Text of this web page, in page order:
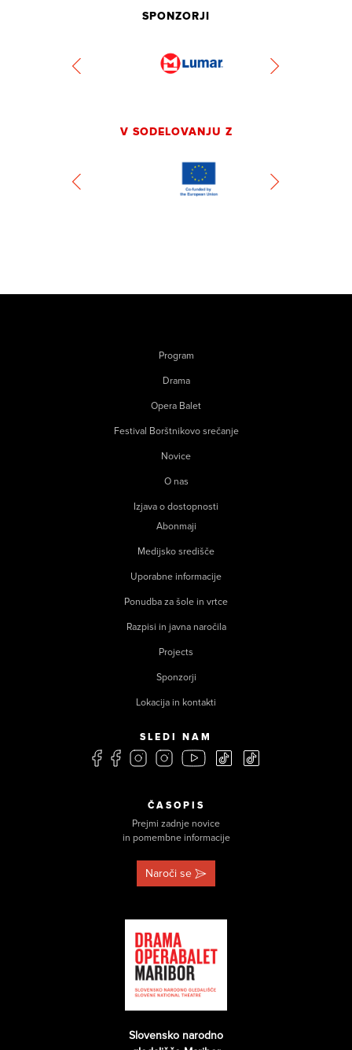
SPONZORJI
V SODELOVANJU Z
Program
Drama
Opera Balet
Festival Borštnikovo srečanje
Novice
O nas
Izjava o dostopnosti
Abonmaji
Medijsko središče
Uporabne informacije
Ponudba za šole in vrtce
Razpisi in javna naročila
Projects
Sponzorji
Lokacija in kontakti
SLEDI NAM
ČASOPIS
Prejmi zadnje novice
in pomembne informacije
Naroči se
Slovensko narodno